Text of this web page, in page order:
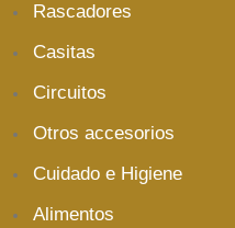
Rascadores
Casitas
Circuitos
Otros accesorios
Cuidado e Higiene
Alimentos